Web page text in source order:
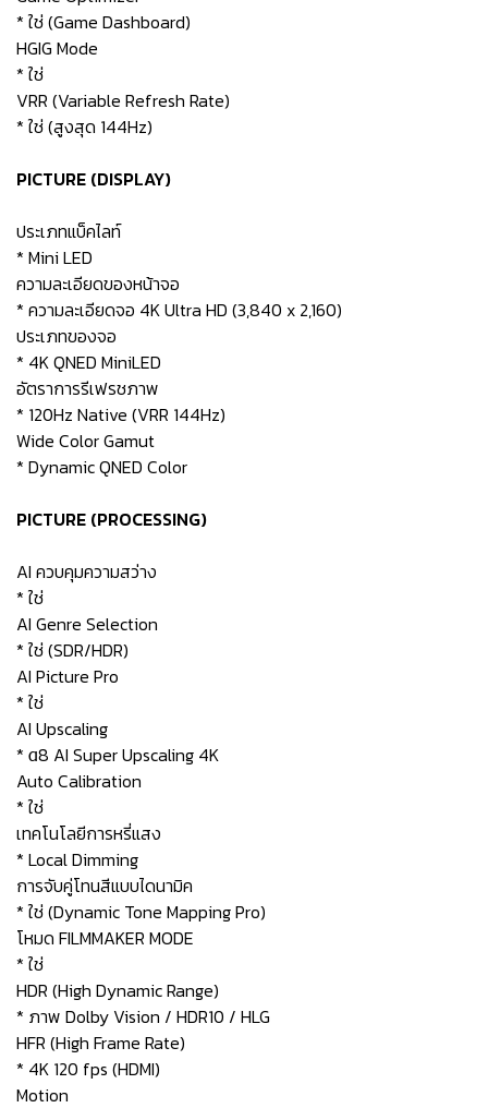
* ใช่ (Game Dashboard)
HGIG Mode
* ใช่
VRR (Variable Refresh Rate)
* ใช่ (สูงสุด 144Hz)
PICTURE (DISPLAY)
ประเภทแบ็คไลท์
* Mini LED
ความละเอียดของหน้าจอ
* ความละเอียดจอ 4K Ultra HD (3,840 x 2,160)
ประเภทของจอ
* 4K QNED MiniLED
อัตราการรีเฟรชภาพ
* 120Hz Native (VRR 144Hz)
Wide Color Gamut
* Dynamic QNED Color
PICTURE (PROCESSING)
AI ควบคุมความสว่าง
* ใช่
AI Genre Selection
* ใช่ (SDR/HDR)
AI Picture Pro
* ใช่
AI Upscaling
* α8 AI Super Upscaling 4K
Auto Calibration
* ใช่
เทคโนโลยีการหรี่แสง
* Local Dimming
การจับคู่โทนสีแบบไดนามิค
* ใช่ (Dynamic Tone Mapping Pro)
โหมด FILMMAKER MODE
* ใช่
HDR (High Dynamic Range)
* ภาพ Dolby Vision / HDR10 / HLG
HFR (High Frame Rate)
* 4K 120 fps (HDMI)
Motion